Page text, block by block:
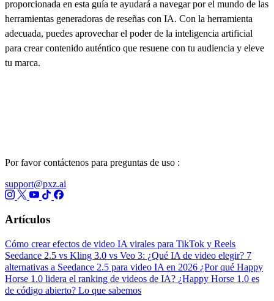
proporcionada en esta guía te ayudará a navegar por el mundo de las
herramientas generadoras de reseñas con IA. Con la herramienta
adecuada, puedes aprovechar el poder de la inteligencia artificial
para crear contenido auténtico que resuene con tu audiencia y eleve
tu marca.
Por favor contáctenos para preguntas de uso :
support@pxz.ai
Artículos
Cómo crear efectos de video IA virales para TikTok y Reels
Seedance 2.5 vs Kling 3.0 vs Veo 3: ¿Qué IA de video elegir? 7
alternativas a Seedance 2.5 para video IA en 2026 ¿Por qué Happy
Horse 1.0 lidera el ranking de videos de IA? ¿Happy Horse 1.0 es
de código abierto? Lo que sabemos